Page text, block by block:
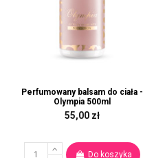
Perfumowany balsam do ciała -
Olympia 500ml
55,00 zł
Do koszyka